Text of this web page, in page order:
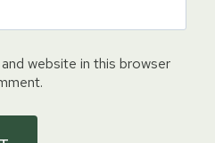
website in this browser